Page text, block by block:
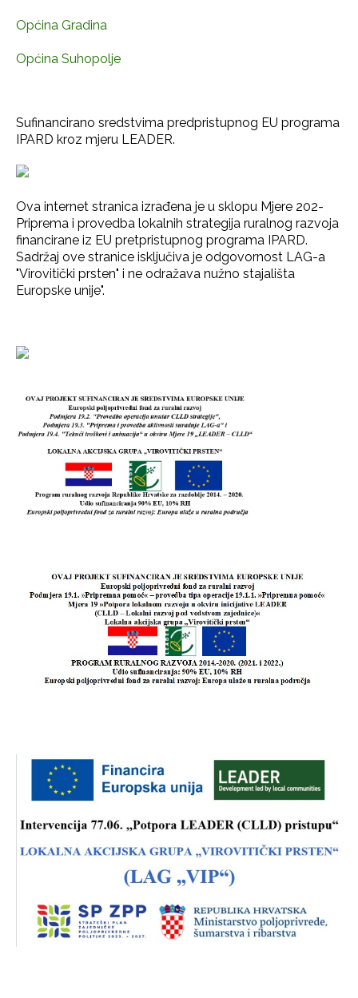
Općina Gradina
Općina Suhopolje
Sufinancirano sredstvima predpristupnog EU programa
IPARD kroz mjeru LEADER.
Ova internet stranica izrađena je u sklopu Mjere 202-
Priprema i provedba lokalnih strategija ruralnog razvoja
financirane iz EU pretpristupnog programa IPARD.
Sadržaj ove stranice isključiva je odgovornost LAG-a
"Virovitički prsten" i ne odražava nužno stajališta
Europske unije".